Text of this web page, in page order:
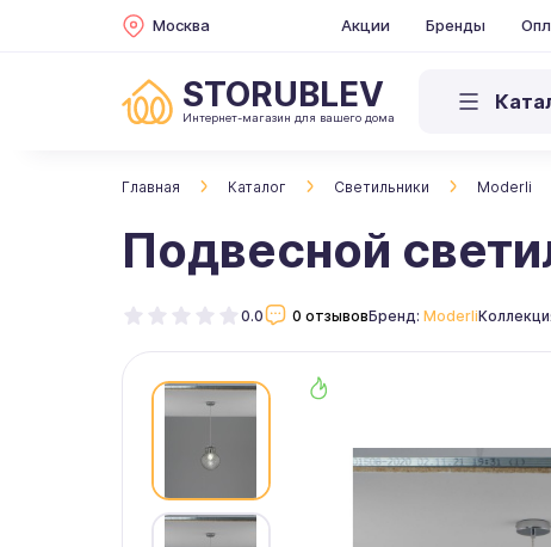
Москва Акции Бренды
STORUBLEV
Интернет-магазин для вашего дома
Главная Каталог Светильники Moderli
Подвесной
0.0 0 отзывовБренд: Moderli